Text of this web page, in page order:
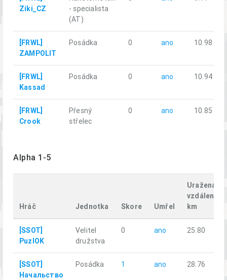
Ziki_CZ
- specialista
(AT)
[FRWL]
ZAMPOLIT
Posádka 0 ano 10.98
[FRWL]
Kassad
Posádka 0 ano 10.94
[FRWL]
Crook
Přesný
střelec
0 ano 10.85
Alpha 1-5
Hráč Jednotka Skore Umřel
Uražená
km
[SSOT]
PuzlOK
Velitel
družstva
0 ano 25.80
[SSOT]
Начальство
Posádka 1 ano 28.76